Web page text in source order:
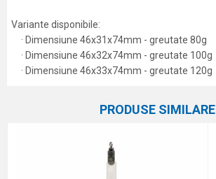
Variante disponibile:
· Dimensiune 46x31x74mm - greutate 80g
· Dimensiune 46x32x74mm - greutate 100g
· Dimensiune 46x33x74mm - greutate 120g
Coșulețe și methoduri
PRODUSE SIMILARE